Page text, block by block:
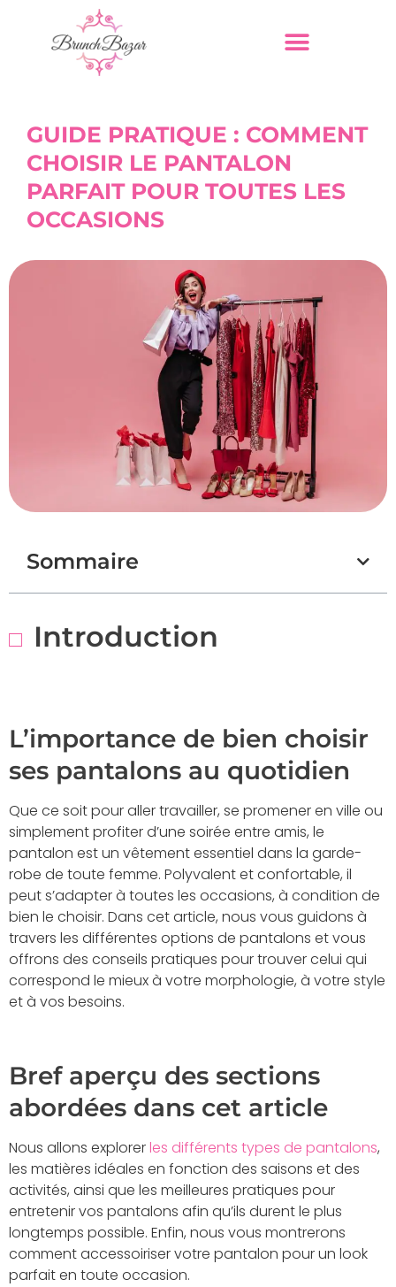
GUIDE PRATIQUE : COMMENT
CHOISIR LE PANTALON
PARFAIT POUR TOUTES LES
OCCASIONS
Sommaire
Introduction
L’importance de bien choisir
ses pantalons au quotidien
Que ce soit pour aller travailler, se promener en ville ou
simplement profiter d’une soirée entre amis, le
pantalon est un vêtement essentiel dans la garde-
robe de toute femme. Polyvalent et confortable, il
peut s’adapter à toutes les occasions, à condition de
bien le choisir. Dans cet article, nous vous guidons à
travers les différentes options de pantalons et vous
offrons des conseils pratiques pour trouver celui qui
correspond le mieux à votre morphologie, à votre style
et à vos besoins.
Bref aperçu des sections
abordées dans cet article
Nous allons explorerles différents types de pantalons,
les matières idéales en fonction des saisons et des
activités, ainsi que les meilleures pratiques pour
entretenir vos pantalons afin qu’ils durent le plus
longtemps possible. Enfin, nous vous montrerons
comment accessoiriser votre pantalon pour un look
parfait en toute occasion.